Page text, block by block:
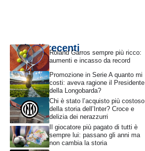
Articoli recentiRoland Garros sempre più ricco:
aumenti e incasso da record
Promozione in Serie A quanto mi
costi: aveva ragione il Presidente
della Longobarda?
Chi è stato l’acquisto più costoso
della storia dell’Inter? Croce e
delizia dei nerazzurri
Il giocatore più pagato di tutti è
sempre lui: passano gli anni ma
non cambia la storia